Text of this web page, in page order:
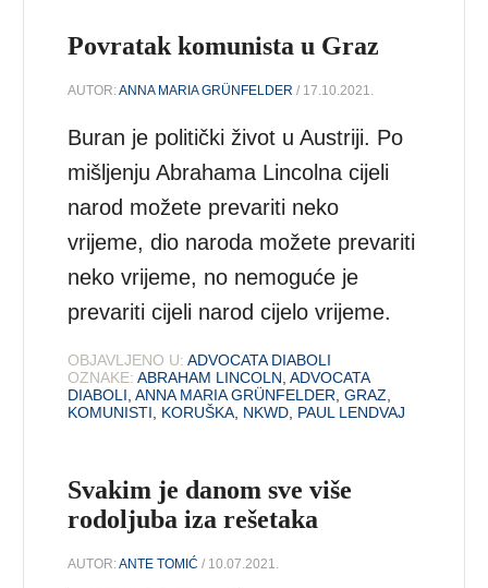
Povratak komunista u Graz
AUTOR:ANNA MARIA GRÜNFELDER / 17.10.2021.
Buran je politički život u Austriji. Po
mišljenju Abrahama Lincolna cijeli
narod možete prevariti neko
vrijeme, dio naroda možete prevariti
neko vrijeme, no nemoguće je
prevariti cijeli narod cijelo vrijeme.
OBJAVLJENO U: ADVOCATA DIABOLI
OZNAKE: ABRAHAM LINCOLN ,ADVOCATA
DIABOLI ,ANNA MARIA GRÜNFELDER ,GRAZ
KOMUNISTI
KORUŠKA NKWD PAUL LENDVAJ
Svakim je danom sve više
rodoljuba iza rešetaka
AUTOR:ANTE TOMIĆ / 10.07.2021.